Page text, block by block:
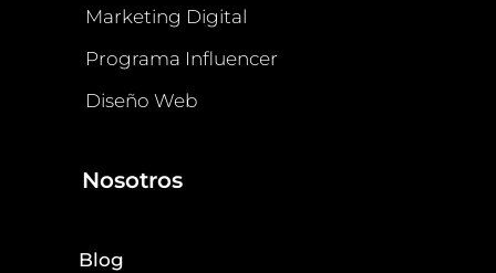
Marketing Digital
Programa Influencer
Diseño Web
Nosotros
Blog